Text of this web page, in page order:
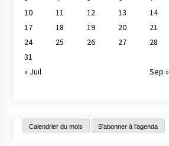
10
11 12 13 14
17
18 19 20 21
24
25 26 27 28
31
« Juil
Sep »
Calendrier du mois S'abonner à l'agenda